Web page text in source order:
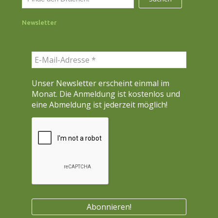
h
Newsletter
Unser Newsletter erscheint einmal im
Monat. Die Anmeldung ist kostenlos und
eine Abmeldung ist jederzeit möglich!